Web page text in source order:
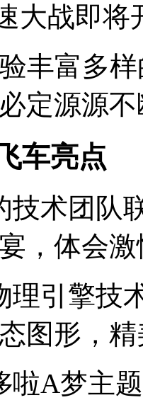
大战即将
丰富多
定源源
车亮点
技术团队
，体会
理引擎技
图形，
啦A梦主